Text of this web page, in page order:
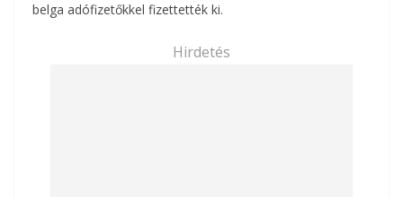
belga adófizetőkkel fizettették ki.
Hirdetés